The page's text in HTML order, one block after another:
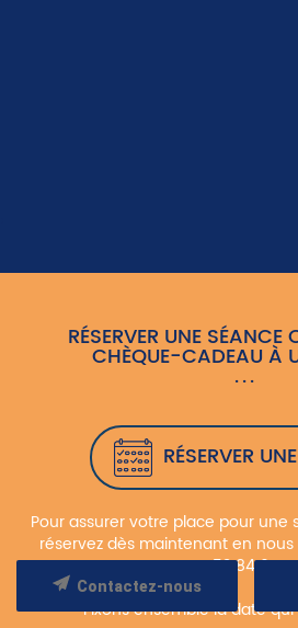
RÉSERVER UNE SÉANCE
CHÈQUE-CADEAU À
RÉSERVER
Pour assurer votre place pour
réservez dès maintenant en
53 84 01.
Fixons ensemble la date
Contactez-nous